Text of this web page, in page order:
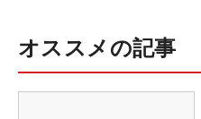
オススメの記事